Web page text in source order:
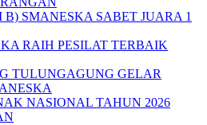
SMANESKA SABET JUARA 1
RAIH PESILAT TERBAIK
TULUNGAGUNG GELAR
NASIONAL TAHUN 2026